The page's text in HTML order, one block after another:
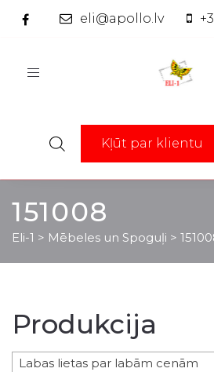
eli@apollo.lv
Toggle
Kļūt par klientu
151008
Eli-1 > Mēbeles un Spoguļi >
Produkcija
Labas lietas par labām cenām